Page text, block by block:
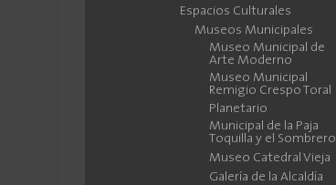
Espacios Culturales
Museos Municipales
Museo Municipal de
Arte Moderno
Museo Municipal
Remigio Crespo Toral
Planetario
Municipal de la Paja
Toquilla y el Sombrero
Museo Catedral Vieja
Galería de la Alcaldía